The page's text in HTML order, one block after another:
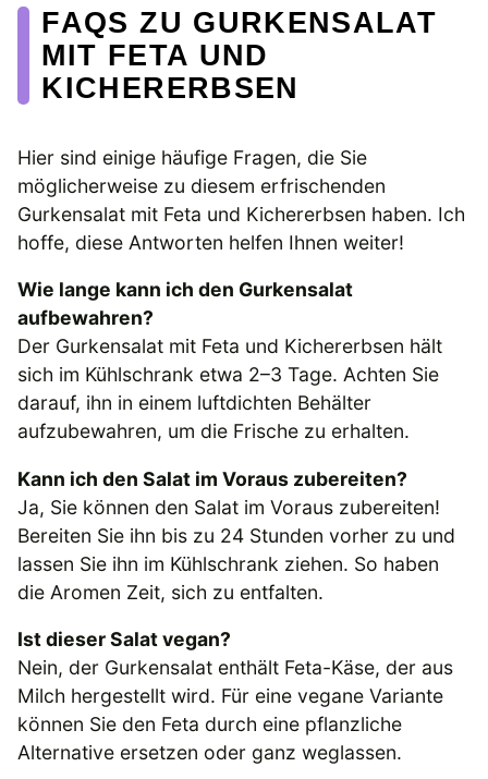
FAQS ZU GURKENSALAT
MIT FETA UND
KICHERERBSEN
Hier sind einige häufige Fragen, die Sie
möglicherweise zu diesem erfrischenden
Gurkensalat mit Feta und Kichererbsen haben. Ich
hoffe, diese Antworten helfen Ihnen weiter!
Wie lange kann ich den Gurkensalat
aufbewahren?
Der Gurkensalat mit Feta und Kichererbsen hält
sich im Kühlschrank etwa 2–3 Tage. Achten Sie
darauf, ihn in einem luftdichten Behälter
aufzubewahren, um die Frische zu erhalten.
Kann ich den Salat im Voraus zubereiten?
Ja, Sie können den Salat im Voraus zubereiten!
Bereiten Sie ihn bis zu 24 Stunden vorher zu und
lassen Sie ihn im Kühlschrank ziehen. So haben
die Aromen Zeit, sich zu entfalten.
Ist dieser Salat vegan?
Nein, der Gurkensalat enthält Feta-Käse, der aus
Milch hergestellt wird. Für eine vegane Variante
können Sie den Feta durch eine pflanzliche
Alternative ersetzen oder ganz weglassen.